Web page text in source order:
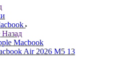
Назад
Macbook
Air 2026 M5 13